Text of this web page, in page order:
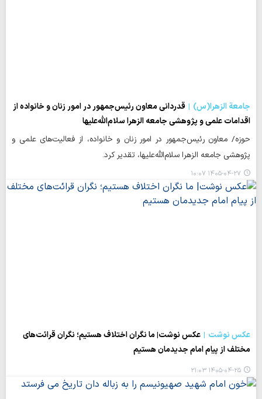
جامعة الزهرا(س)
قدردانی معاون رئیس‌جمهور در امور زنان و خانواده از
اقدامات علمی و پژوهشی جامعه الزهرا سلام‌الله‌علیها
حوزه/ معاون رئیس‌جمهور در امور زنان و خانواده، از فعالیت‌های علمی و
پژوهشی جامعه الزهرا سلام‌الله‌علیها، تقدیر کرد.
۱۴۰۵-۰۴-۲۷ ۱۰:۰۷
عکس نوشت
عکس نوشت| ما نگران اختلاف هستیم؛ نگران قرائت‌های
مختلف از پیام امام جدیدمان هستیم
۱۴۰۵-۰۴-۲۵ ۲۱:۰۳